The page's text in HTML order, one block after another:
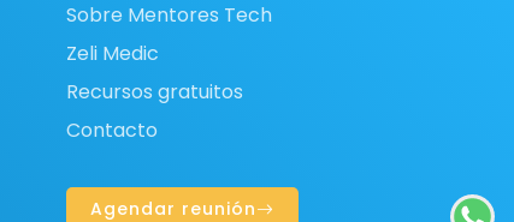
Sobre Mentores Tech
Zeli Medic
Recursos gratuitos
Contacto
Agendar reunión